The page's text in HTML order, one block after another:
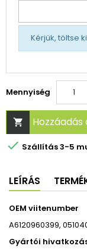
Kérjük, töltse
Mennyiség
 Hozzáadás
 Szállítás 3-5
LEÍRÁS
OEM viitenumber
A6120960399,
Gyártói